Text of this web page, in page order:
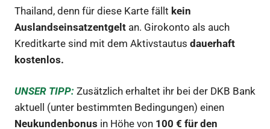
Thailand, denn für diese Karte fällt kein
Auslandseinsatzentgelt an. Girokonto als auch
Kreditkarte sind mit dem Aktivstautus dauerhaft
kostenlos.
UNSER TIPP: Zusätzlich erhaltet ihr bei der DKB Bank
aktuell (unter bestimmten Bedingungen) einen
Neukundenbonus in Höhe von 100 € für den